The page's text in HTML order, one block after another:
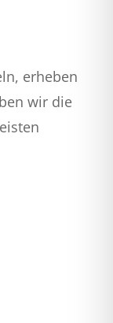
erheben
wir die